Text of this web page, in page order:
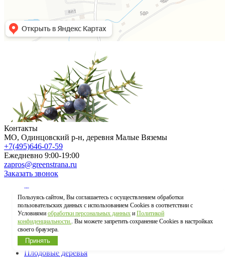
Контакты
МO, Одинцовский р-н, деревня Малые Вяземы
+7(495)646-07-59
Ежедневно 9:00-19:00
zapros@greenstrana.ru
Заказать звонок
Туя западная
Хвойные деревья
Хвойные кустарники
Крупномеры
Лиственные деревья
Лиственные кустарники
Плодовые деревья
Пользуясь сайтом, Вы соглашаетесь с осуществлением обработки
пользовательских данных с использованием Cookies в соответствии с
Условиями обработки персональных данных и Политикой
конфиденциальности.. Вы можете запретить сохранение Cookies в настройках
своего браузера.
Принять